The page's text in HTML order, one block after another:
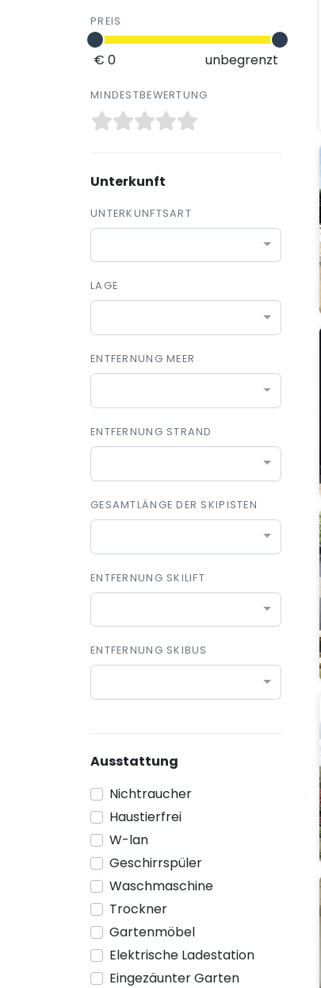
PREIS
€ 0 unbegrenzt
MINDESTBEWERTUNG
Unterkunft
UNTERKUNFTSART
LAGE
ENTFERNUNG MEER
ENTFERNUNG STRAND
GESAMTLÄNGE DER SKIPISTEN
ENTFERNUNG SKILIFT
ENTFERNUNG SKIBUS
Ausstattung
Nichtraucher
Haustierfrei
W-lan
Geschirrspüler
Waschmaschine
Trockner
Gartenmöbel
Elektrische Ladestation
Eingezäunter Garten